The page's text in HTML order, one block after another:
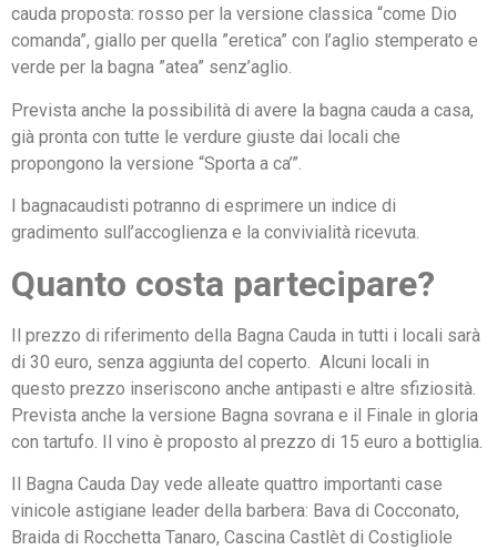
cauda proposta: rosso per la versione classica “come Dio
comanda”, giallo per quella ”eretica” con l’aglio stemperato e
verde per la bagna ”atea” senz’aglio.
Prevista anche la possibilità di avere la bagna cauda a casa,
già pronta con tutte le verdure giuste dai locali che
propongono la versione “Sporta a ca’”.
I bagnacaudisti potranno di esprimere un indice di
gradimento sull’accoglienza e la convivialità ricevuta.
Quanto costa partecipare?
Il prezzo di riferimento della Bagna Cauda in tutti i locali sarà
di 30 euro, senza aggiunta del coperto. Alcuni locali in
questo prezzo inseriscono anche antipasti e altre sfiziosità.
Prevista anche la versione Bagna sovrana e il Finale in gloria
con tartufo. Il vino è proposto al prezzo di 15 euro a bottiglia.
Il Bagna Cauda Day vede alleate quattro importanti case
vinicole astigiane leader della barbera: Bava di Cocconato,
Braida di Rocchetta Tanaro, Cascina Castlèt di Costigliole